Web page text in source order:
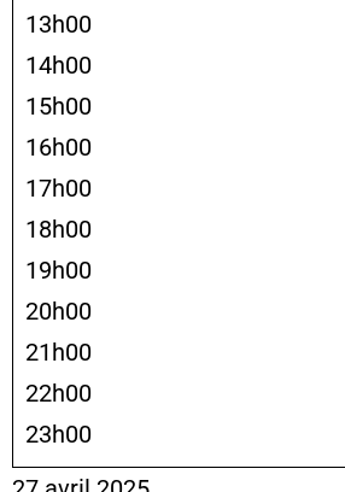
13h00
14h00
15h00
16h00
17h00
18h00
19h00
20h00
21h00
22h00
23h00